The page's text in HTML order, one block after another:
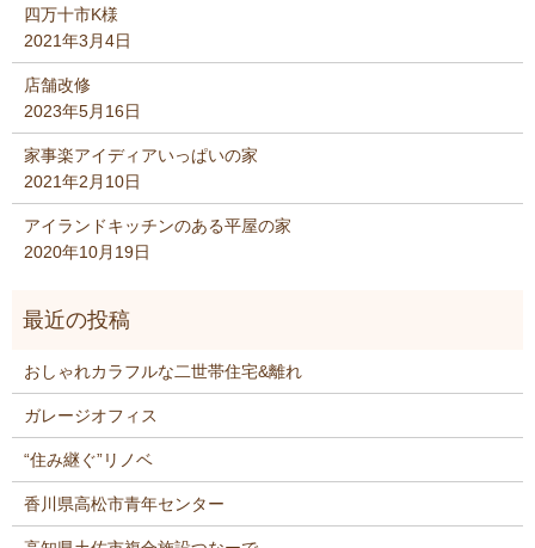
四万十市K様
2021年3月4日
店舗改修
2023年5月16日
家事楽アイディアいっぱいの家
2021年2月10日
アイランドキッチンのある平屋の家
2020年10月19日
おしゃれカラフルな二世帯住宅&離れ
ガレージオフィス
“住み継ぐ”リノベ
香川県高松市青年センター